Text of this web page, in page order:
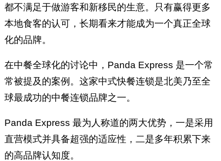
都不满足于做游客和新移民的生意。只有赢得更多
本地食客的认可，长期看来才能成为一个真正全球
化的品牌。
在中餐全球化的讨论中，Panda Express 是一个常
常被提及的案例。这家中式快餐连锁是北美乃至全
球最成功的中餐连锁品牌之一。
Panda Express 最为人称道的两大优势，一是采用
直营模式并具备超强的适应性，二是多年积累下来
的高品牌认知度。